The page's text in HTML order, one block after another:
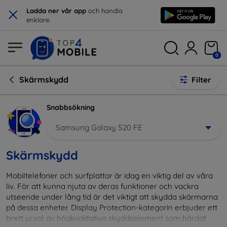
× Ladda ner vår app och handla
enklare.
0
Skärmskydd Filter
Snabbsökning
Samsung Galaxy S20 FE
Skärmskydd
Mobiltelefoner och surfplattor är idag en viktig del av våra
liv. För att kunna njuta av deras funktioner och vackra
utseende under lång tid är det viktigt att skydda skärmarna
på dessa enheter. Display Protection-kategorin erbjuder ett
brett urval av högkvalitativa skyddselement som härdat